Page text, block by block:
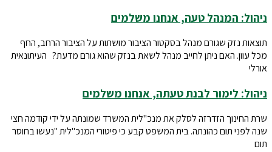
ניהול: המנהל טעה, אנחנו משלמים
תוצאות נזק שגורם מנהל בסקטור הציבור מושתות על הציבור הרחב, החף
מכל עוון. האם ניתן לחייב מנהל לשאת בנזק שהוא גורם מדעת? העיתונאית
אורלי
ניהול: לימור לבנת טעתה, אנחנו משלמים
שרת החינוך הזדרזה לסלק את מנכ"לית המשרד שמונתה על ידי קודמה חצי
שנה לפני תום כהונתה. בית המשפט קבע כי פיטורי המנכ"לית "נעשו בחוסר
תום